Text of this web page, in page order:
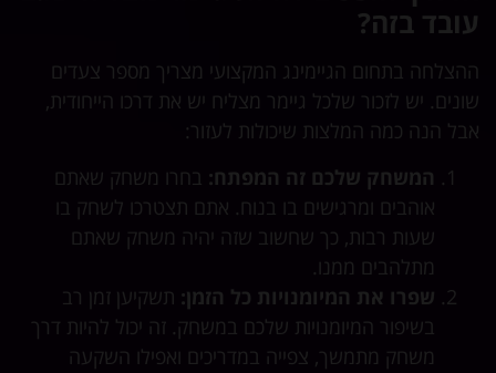
עובד בזה?
ההצלחה בתחום הגיימינג המקצועי מצריך מספר צעדים
שונים. יש לזכור שלכל גיימר מצליח יש את דרכו הייחודית,
אבל הנה כמה המלצות שיכולות לעזור:
המשחק שלכם זה המפתח: בחרו משחק שאתם
אוהבים ומרגישים בו בנוח. אתם תצטרכו לשחק בו
שעות רבות, כך שחשוב שזה יהיה משחק שאתם
מתלהבים ממנו.
שפרו את המיומנויות כל הזמן: תשקיען זמן רב
בשיפור המיומנויות שלכם במשחק. זה יכול להיות דרך
משחק מתמשך, צפייה במדריכים ואפילו השקעה